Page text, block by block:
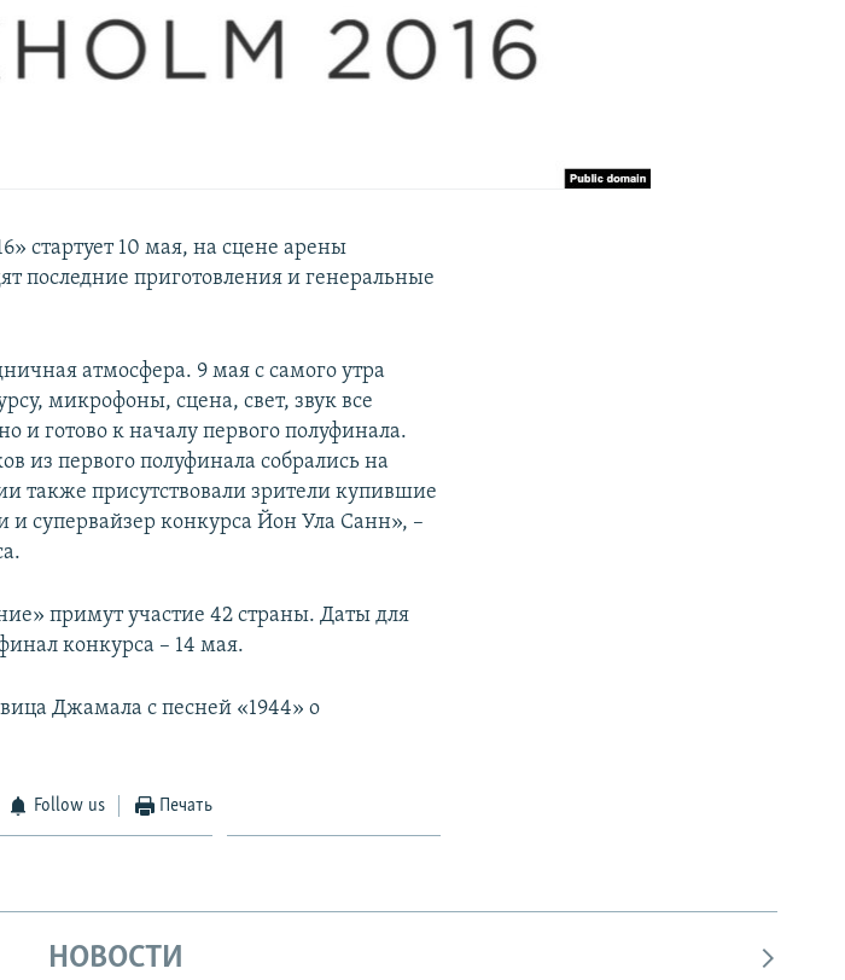
стартует 10 мая, на сцене арены
последние приготовления и генеральные
атмосфера. 9 мая с самого утра
микрофоны, сцена, свет, звук все
и готово к началу первого полуфинала.
из первого полуфинала собрались на
также присутствовали зрители купившие
супервайзер конкурса Йон Ула Санн», –
примут участие 42 страны. Даты для
конкурса – 14 мая.
Джамала с песней «1944» о
Follow us Печать
НОВОСТИ